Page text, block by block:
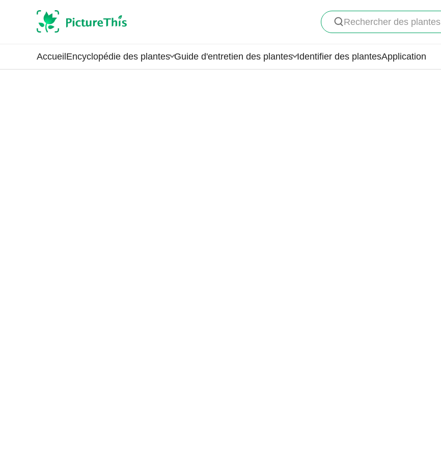
Rechercher des plantes
Accueil Encyclopédie des plantes Guide d'entretien des plantes Identifier des plantesApplication